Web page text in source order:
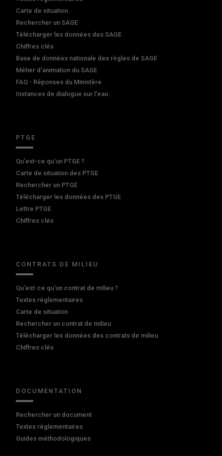
Carte de situation
Rechercher un SAGE
Télécharger les données des SAGE
Chiffres clés
Base de données nationale des règles de SAGE
Métier d'animation du SAGE
FAQ - Réponses du Ministère
Instances de dialogue sur l'eau
PTGE
Qu’est-ce qu’un PTGE ?
Carte de situation des PTGE
Rechercher un PTGE
Télécharger les données des PTGE
Lettre PTGE
Chiffres clés
CONTRATS DE MILIEU
Qu'est-ce qu'un contrat de milieu ?
Textes réglementaires
Carte de situation
Rechercher un contrat de milieu
Télécharger les données des contrats de milieu
Chiffres clés
DOCUMENTATION
Rechercher un document
Textes réglementaires
Guides méthodologiques